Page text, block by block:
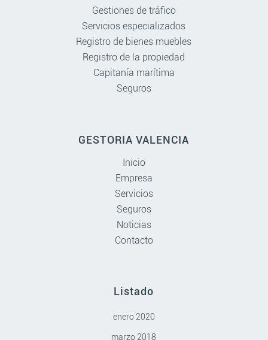
Gestiones de tráfico
Servicios especializados
Registro de bienes muebles
Registro de la propiedad
Capitanía marítima
Seguros
GESTORÍA VALENCIA
Inicio
Empresa
Servicios
Seguros
Noticias
Contacto
Listado
enero 2020
marzo 2018